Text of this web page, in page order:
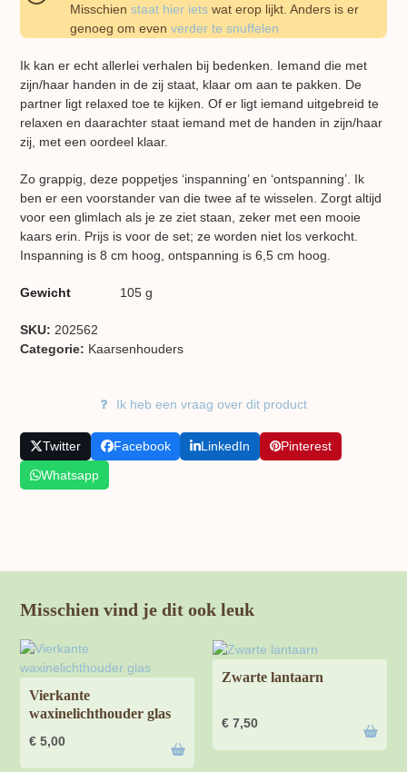
Misschienstaat hier iets wat erop lijkt. Anders is er
genoeg om evenverder te snuffelen
Ik kan er echt allerlei verhalen bij bedenken. Iemand die met
zijn/haar handen in de zij staat, klaar om aan te pakken. De
partner ligt relaxed toe te kijken. Of er ligt iemand uitgebreid te
relaxen en daarachter staat iemand met de handen in zijn/haar
zij, met een oordeel klaar.
Zo grappig, deze poppetjes ‘inspanning’ en ‘ontspanning’. Ik
ben er een voorstander van die twee af te wisselen. Zorgt altijd
voor een glimlach als je ze ziet staan, zeker met een mooie
kaars erin. Prijs is voor de set; ze worden niet los verkocht.
Inspanning is 8 cm hoog, ontspanning is 6,5 cm hoog.
Gewicht 105 g
SKU: 202562
Categorie: Kaarsen​houders
Ik heb een vraag over dit product
Twitter Facebook LinkedIn
Pinterest
Whatsapp
Misschien vind je dit ook leuk
Vierkante
waxinelichthouder glas
€ 5,00
Zwarte lantaarn
€ 7,50